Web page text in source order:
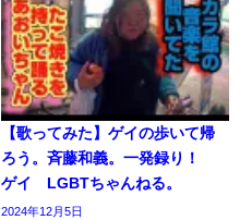
【歌ってみた】ゲイの歩いて帰
ろう。斉藤和義。一発録り！
ゲイ LGBTちゃんねる。
2024年12月5日